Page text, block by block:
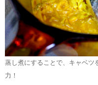
蒸し煮にすることで、キャベツ
力！